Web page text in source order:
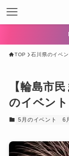
TOP 石川県のイベン
【輪島市
のイベント
5月のイベント 6